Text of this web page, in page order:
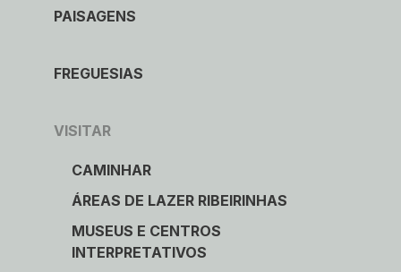
PAISAGENS
FREGUESIAS
VISITAR
CAMINHAR
ÁREAS DE LAZER RIBEIRINHAS
MUSEUS E CENTROS
INTERPRETATIVOS